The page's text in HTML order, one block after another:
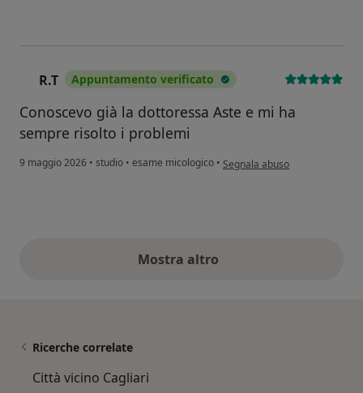
R.T Appuntamento verificato
Conoscevo già la dottoressa Aste e mi ha
sempre risolto i problemi
9 maggio 2026 • studio • esame micologico • secondo l'opinione dell'utente
Segnala abuso
Mostra altroopinioni di cui sopra
Ricerche correlate
Città vicino Cagliari